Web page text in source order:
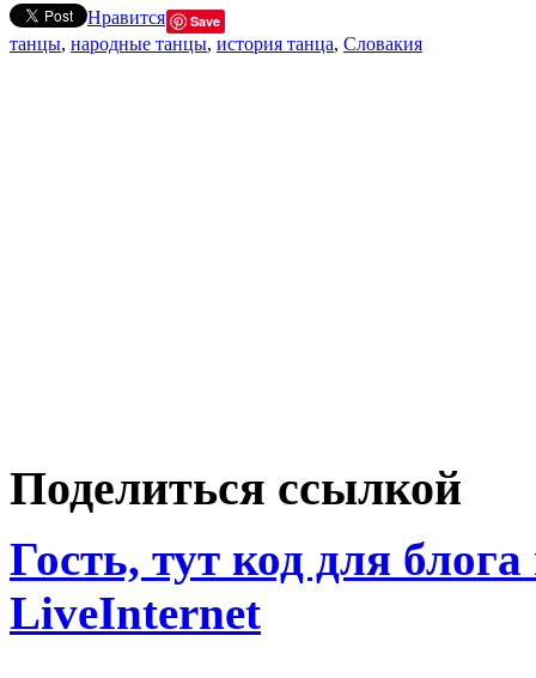
Нравится Save
танцы, народные танцы, история танца, Словакия
Поделиться ссылкой
Гость, тут код для
LiveInternet